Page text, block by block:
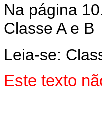
Na página
Classe A e B
Leia-se:
Este texto